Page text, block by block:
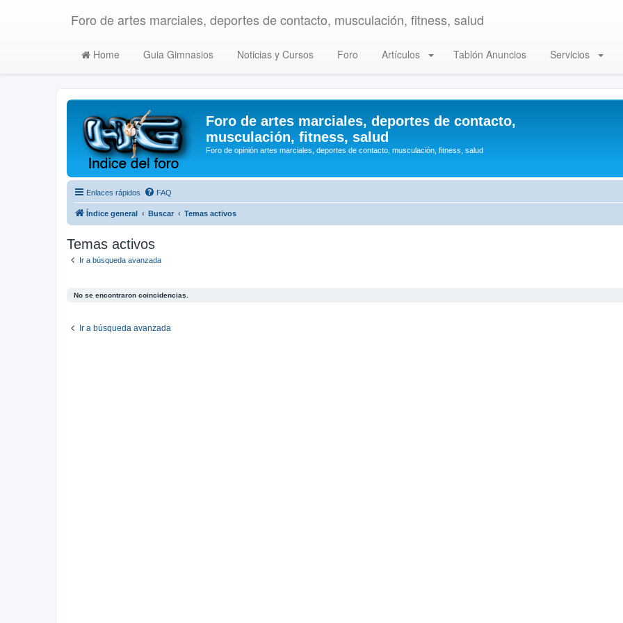
Foro de artes marciales, deportes de contacto, musculación, fitness, salud
Home Guia Gimnasios Noticias y Cursos Foro Artículos Tablón Anuncios Servicios
Foro de artes marciales, deportes de contacto,
musculación, fitness, salud
Foro de opinión artes marciales, deportes de contacto, musculación, fitness, salud
Enlaces rápidos FAQ
Índice general Buscar Temas activos
Temas activos
Ir a búsqueda avanzada
No se encontraron coincidencias.
Ir a búsqueda avanzada